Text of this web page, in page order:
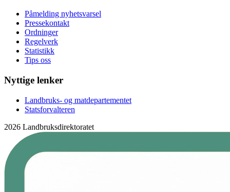
Påmelding nyhetsvarsel
Pressekontakt
Ordninger
Regelverk
Statistikk
Tips oss
Nyttige lenker
Landbruks- og matdepartementet
Statsforvalteren
2026 Landbruksdirektoratet